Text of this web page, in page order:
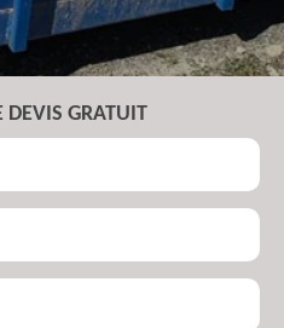
DEVIS GRATUIT